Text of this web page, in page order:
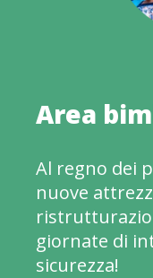
Area
Al regno dei
nuove
giornate di
sicurezza!